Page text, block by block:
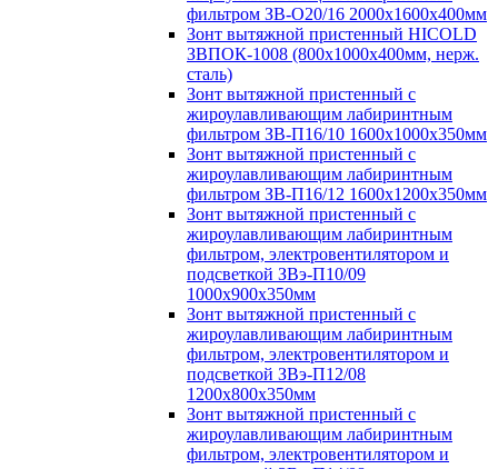
фильтром ЗВ-О20/16 2000х1600х400мм
Зонт вытяжной пристенный HICOLD
ЗВПОК-1008 (800х1000х400мм, нерж.
сталь)
Зонт вытяжной пристенный с
жироулавливающим лабиринтным
фильтром ЗВ-П16/10 1600х1000х350мм
Зонт вытяжной пристенный с
жироулавливающим лабиринтным
фильтром ЗВ-П16/12 1600х1200х350мм
Зонт вытяжной пристенный с
жироулавливающим лабиринтным
фильтром, электровентилятором и
подсветкой ЗВэ-П10/09
1000х900х350мм
Зонт вытяжной пристенный с
жироулавливающим лабиринтным
фильтром, электровентилятором и
подсветкой ЗВэ-П12/08
1200х800х350мм
Зонт вытяжной пристенный с
жироулавливающим лабиринтным
фильтром, электровентилятором и